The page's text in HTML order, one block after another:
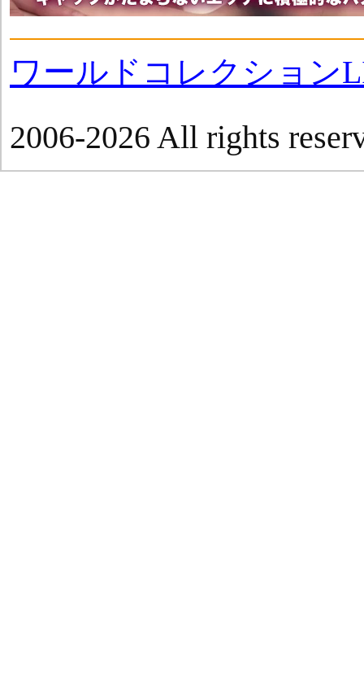
ワールドコレクション
2006-2026 All rights